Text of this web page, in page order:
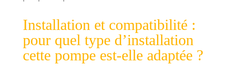
les problèmes de
corrosion : grâce à
son ensemble de
pièces fabriquées
Installation et compatibilité :
pour quel type d’installation
cette pompe est-elle adaptée ?